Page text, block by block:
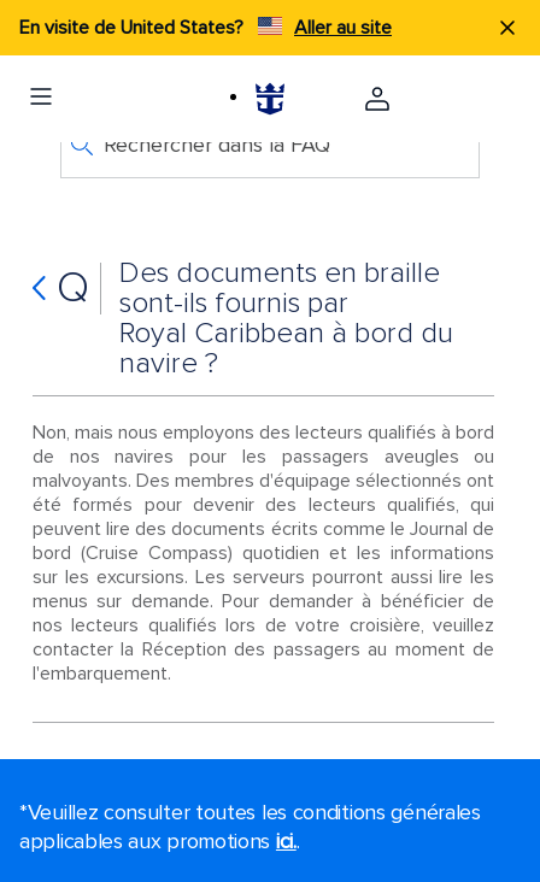
En visite de United States? Aller au site
Rechercher dans la FAQ
Q
Des documents en braille
sont-ils fournis par
Royal Caribbean à bord du
navire ?
Non, mais nous employons des lecteurs qualifiés à bord
de nos navires pour les passagers aveugles ou
malvoyants. Des membres d'équipage sélectionnés ont
été formés pour devenir des lecteurs qualifiés, qui
peuvent lire des documents écrits comme le Journal de
bord (Cruise Compass) quotidien et les informations
sur les excursions. Les serveurs pourront aussi lire les
menus sur demande. Pour demander à bénéficier de
nos lecteurs qualifiés lors de votre croisière, veuillez
contacter la Réception des passagers au moment de
l'embarquement.
*Veuillez consulter toutes les conditions générales
applicables aux promotions ici..